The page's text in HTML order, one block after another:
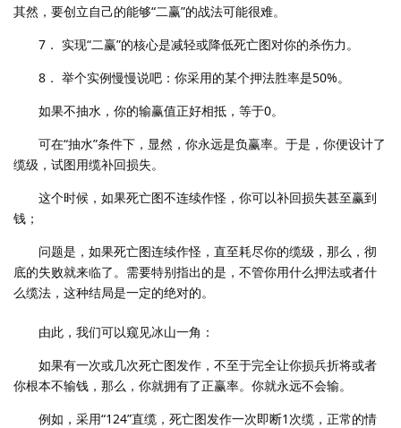
其然，要创立自己的能够“二赢”的战法可能很难。
7． 实现“二赢”的核心是减轻或降低死亡图对你的杀伤力。
8． 举个实例慢慢说吧：你采用的某个押法胜率是50%。
如果不抽水，你的输赢值正好相抵，等于0。
可在“抽水”条件下，显然，你永远是负赢率。于是，你便设计了
缆级，试图用缆补回损失。
这个时候，如果死亡图不连续作怪，你可以补回损失甚至赢到
钱；
问题是，如果死亡图连续作怪，直至耗尽你的缆级，那么，彻
底的失败就来临了。需要特别指出的是，不管你用什么押法或者什
么缆法，这种结局是一定的绝对的。
由此，我们可以窥见冰山一角：
如果有一次或几次死亡图发作，不至于完全让你损兵折将或者
你根本不输钱，那么，你就拥有了正赢率。你就永远不会输。
例如，采用“124”直缆，死亡图发作一次即断1次缆，正常的情